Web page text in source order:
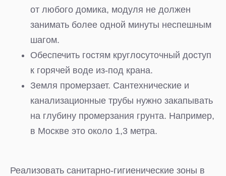
от любого домика, модуля не должен
занимать более одной минуты неспешным
шагом.
Обеспечить гостям круглосуточный доступ
к горячей воде из-под крана.
Земля промерзает. Сантехнические и
канализационные трубы нужно закапывать
на глубину промерзания грунта. Например,
в Москве это около 1,3 метра.
Реализовать санитарно-гигиенические зоны в